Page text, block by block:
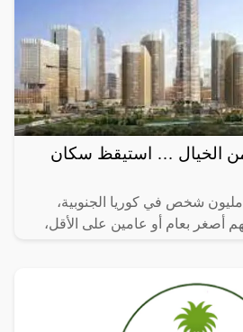
الخيال … استيقظ سكان
استيقظ أكثر من 51 مليون شخص في كوريا الجنوبية،
أصغر بعام أو عامين على الأقل،